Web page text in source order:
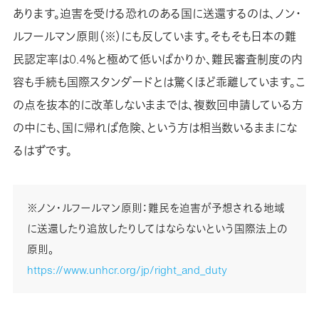
あります。迫害を受ける恐れのある国に送還するのは、ノン・
ルフールマン原則（※）にも反しています。そもそも日本の難
民認定率は0.4％と極めて低いばかりか、難民審査制度の内
容も手続も国際スタンダードとは驚くほど乖離しています。こ
の点を抜本的に改革しないままでは、複数回申請している方
の中にも、国に帰れば危険、という方は相当数いるままにな
るはずです。
※ノン・ルフールマン原則：難民を迫害が予想される地域
に送還したり追放したりしてはならないという国際法上の
原則。
https://www.unhcr.org/jp/right_and_duty